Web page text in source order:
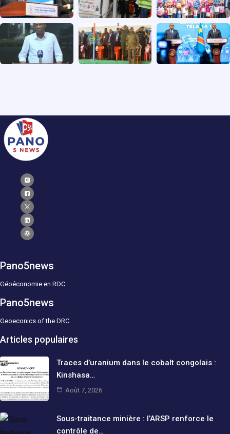
Pano5news
Géoéconomie en RDC
Pano5news
Geoeconics of the DRC
Articles populaires
Traces d’uranium dans le cobalt congolais :
Kinshasa…
Août 7, 2026
Sous-traitance minière : l’ARSP renforce le
contrôle de…